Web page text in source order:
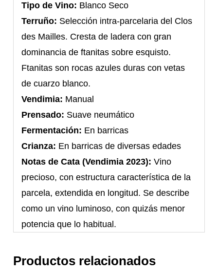
Tipo de Vino: Blanco Seco
Terruño: Selección intra-parcelaria del Clos
des Mailles. Cresta de ladera con gran
dominancia de ftanitas sobre esquisto.
Ftanitas son rocas azules duras con vetas
de cuarzo blanco.
Vendimia: Manual
Prensado: Suave neumático
Fermentación: En barricas
Crianza: En barricas de diversas edades
Notas de Cata (Vendimia 2023): Vino
precioso, con estructura característica de la
parcela, extendida en longitud. Se describe
como un vino luminoso, con quizás menor
potencia que lo habitual.
Productos relacionados